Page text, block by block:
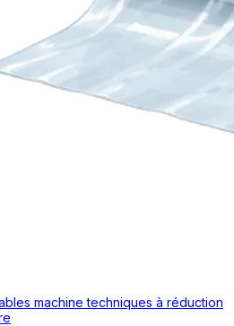
machine techniques à réduction